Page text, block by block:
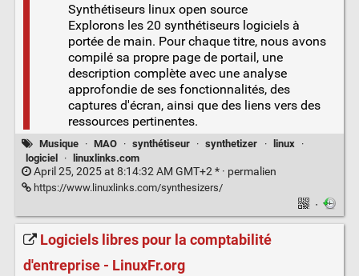
Synthétiseurs linux open source
Explorons les 20 synthétiseurs logiciels à
portée de main. Pour chaque titre, nous avons
compilé sa propre page de portail, une
description complète avec une analyse
approfondie de ses fonctionnalités, des
captures d'écran, ainsi que des liens vers des
ressources pertinentes.
Musique · MAO · synthétiseur · synthetizer · linux
·
logiciel
· linuxlinks.com
April 25, 2025 at 8:14:32 AM GMT+2 * · permalien
https://www.linuxlinks.com/synthesizers/
·
Logiciels libres pour la comptabilité
d'entreprise - LinuxFr.org